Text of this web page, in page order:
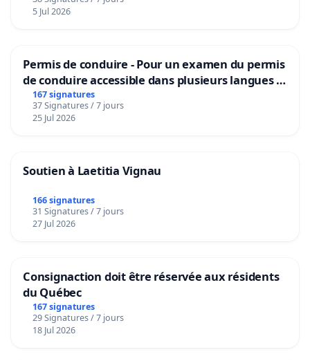
5 Jul 2026
Permis de conduire - Pour un examen du permis
de conduire accessible dans plusieurs langues à
Bruxelles
167 signatures
37 Signatures / 7 jours
25 Jul 2026
Soutien à Laetitia Vignau
166 signatures
31 Signatures / 7 jours
27 Jul 2026
Consignaction doit être réservée aux résidents
du Québec
167 signatures
29 Signatures / 7 jours
18 Jul 2026